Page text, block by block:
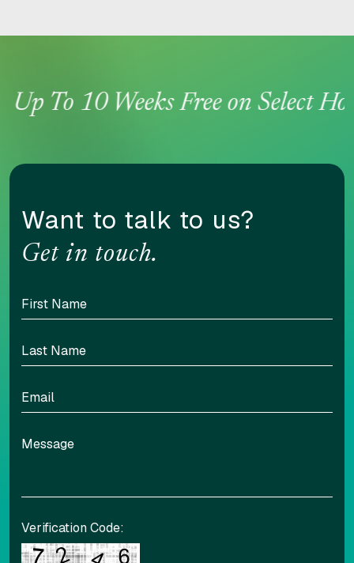
Up To 10 Weeks Free on Select
Want to talk to us?
Get in touch.
Verification Code:
Accessibility options